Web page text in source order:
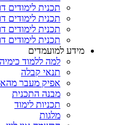
תכנית לימודים
תכנית לימודים
תכנית לימודים
תכנית לימודים
מידע למועמדים
למה ללמוד
תנאי קבלה
אפיק מעבר
מבנה התכנית
תכניות לימוד
מלגות